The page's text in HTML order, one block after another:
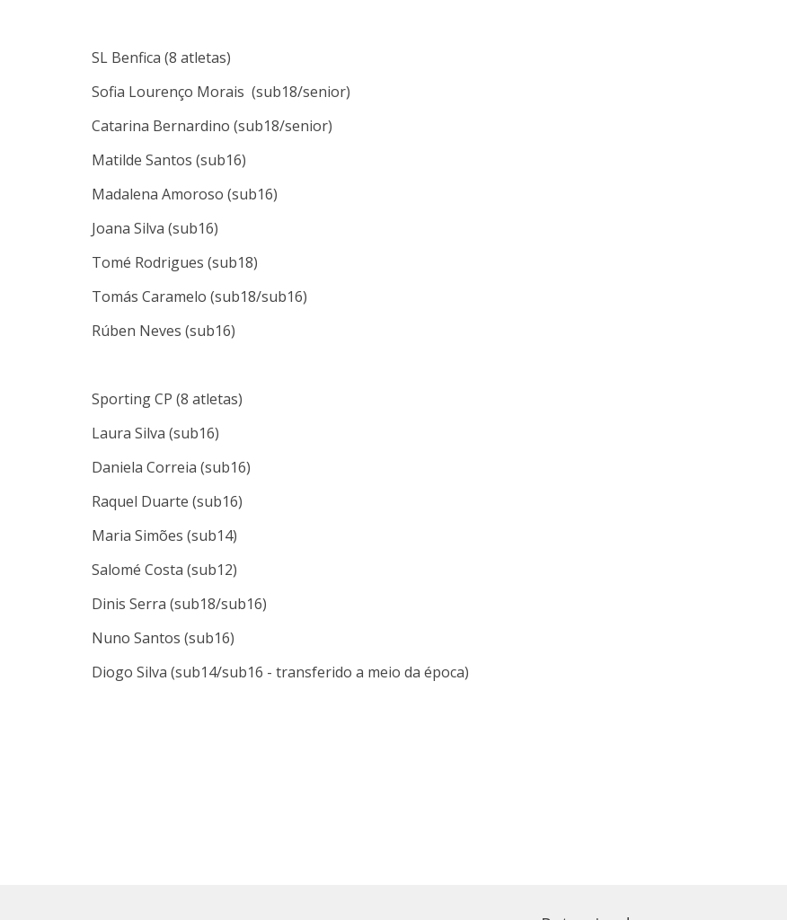
SL Benfica (8 atletas)
Sofia Lourenço Morais (sub18/senior)
Catarina Bernardino (sub18/senior)
Matilde Santos (sub16)
Madalena Amoroso (sub16)
Joana Silva (sub16)
Tomé Rodrigues (sub18)
Tomás Caramelo (sub18/sub16)
Rúben Neves (sub16)
Sporting CP (8 atletas)
Laura Silva (sub16)
Daniela Correia (sub16)
Raquel Duarte (sub16)
Maria Simões (sub14)
Salomé Costa (sub12)
Dinis Serra (sub18/sub16)
Nuno Santos (sub16)
Diogo Silva (sub14/sub16 - transferido a meio da época)